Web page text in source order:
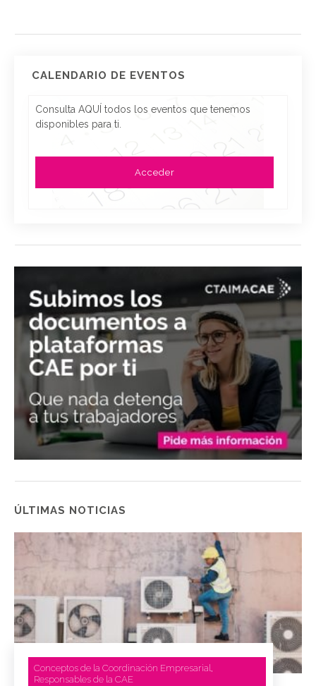
CALENDARIO DE EVENTOS
Consulta AQUÍ todos los eventos que tenemos
disponibles para ti.
Acceder
ÚLTIMAS NOTICIAS
Conceptos de la Coordinación Empresarial,
Responsables de la CAE